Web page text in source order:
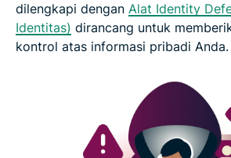
dilengkapi dengan Alat Identity
Identitas) dirancang untuk
kontrol atas informasi pribadi Anda.